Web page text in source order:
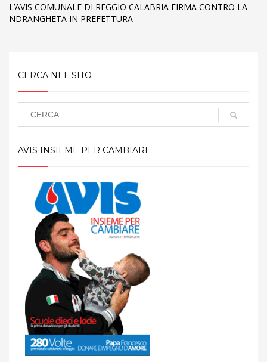
L’AVIS COMUNALE DI REGGIO CALABRIA FIRMA CONTRO LA
NDRANGHETA IN PREFETTURA
CERCA NEL SITO
AVIS INSIEME PER CAMBIARE